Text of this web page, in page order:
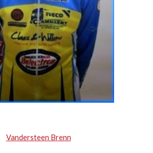
Vandersteen Brenn